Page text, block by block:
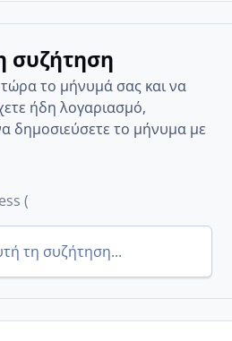
συζήτηση
το μήνυμά σας και να
ήδη λογαριασμό,
δημοσιεύσετε το μήνυμα με
τη συζήτηση...